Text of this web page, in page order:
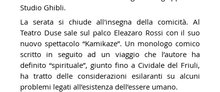
Studio Ghibli.
La serata si chiude all'insegna della comicità. Al
Teatro Duse sale sul palco Eleazaro Rossi con il suo
nuovo spettacolo “Kamikaze”. Un monologo comico
scritto in seguito ad un viaggio che l’autore ha
definito “spirituale”, giunto fino a Cividale del Friuli,
ha tratto delle considerazioni esilaranti su alcuni
problemi legati all’esistenza dell’essere umano.